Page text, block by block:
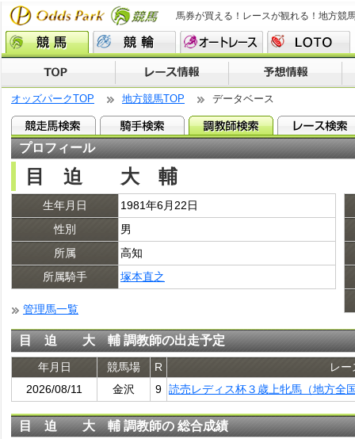
馬券が買える！レースが観れる！地方競
オッズパークTOP 地方競馬TOP データベース
プロフィール
目 迫 大 輔
生年月日
1981年6月22日
性別
男
所属
高知
所属騎手
塚本直之
管理馬一覧
目 迫 大 輔 調教師の出走予定
年月日 競馬場 R
レー
2026/08/11
金沢 9 読売レディス杯３歳上牝馬（地方全
目 迫 大 輔 調教師の 総合成績